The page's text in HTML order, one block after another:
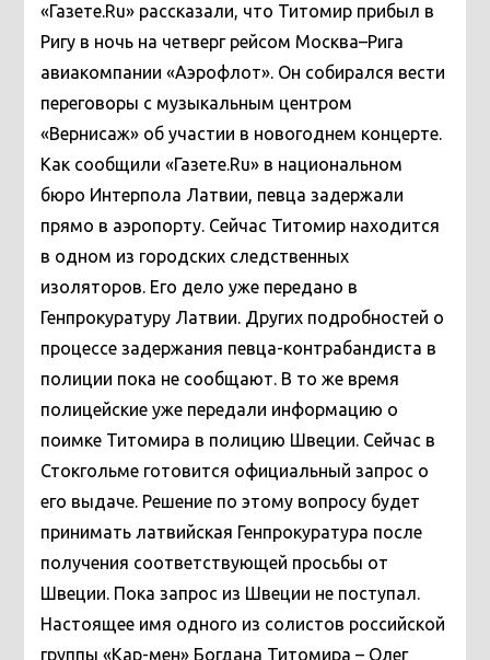
«Газете.Ru» рассказали, что Титомир прибыл в
Ригу в ночь на четверг рейсом Москва–Рига
авиакомпании «Аэрофлот». Он собирался вести
переговоры с музыкальным центром
«Вернисаж» об участии в новогоднем концерте.
Как сообщили «Газете.Ru» в национальном
бюро Интерпола Латвии, певца задержали
прямо в аэропорту. Сейчас Титомир находится
в одном из городских следственных
изоляторов. Его дело уже передано в
Генпрокуратуру Латвии. Других подробностей о
процессе задержания певца-контрабандиста в
полиции пока не сообщают. В то же время
полицейские уже передали информацию о
поимке Титомира в полицию Швеции. Сейчас в
Стокгольме готовится официальный запрос о
его выдаче. Решение по этому вопросу будет
принимать латвийская Генпрокуратура после
получения соответствующей просьбы от
Швеции. Пока запрос из Швеции не поступал.
Настоящее имя одного из солистов российской
группы «Кар-мен» Богдана Титомира – Олег